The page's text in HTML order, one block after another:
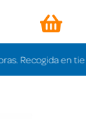
en